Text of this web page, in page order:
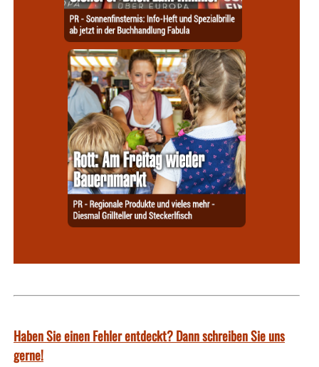
Haben Sie einen Fehler entdeckt? Dann schreiben Sie uns
gerne!